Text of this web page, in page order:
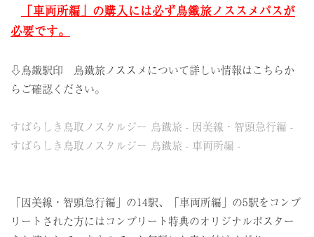
「車両所編」の購入には必ず鳥鐵旅ノススメパスが
必要です。
⇩鳥鐵駅印 鳥鐵旅ノススメについて詳しい情報はこちらか
らご確認ください。
すばらしき鳥取ノスタルジー 鳥鐡旅 - 因美線・智頭急行編 -
すばらしき鳥取ノスタルジー 鳥鐡旅 - 車両所編 -
「因美線・智頭急行編」の14駅、「車両所編」の5駅をコンプ
リートされた方にはコンプリート特典のオリジナルポスター